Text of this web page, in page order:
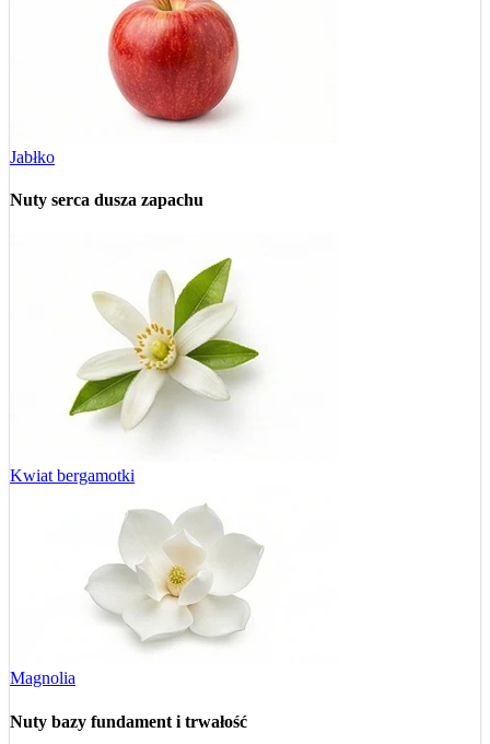
Jabłko
Nuty serca dusza zapachu
Kwiat bergamotki
Magnolia
Nuty bazy fundament i trwałość